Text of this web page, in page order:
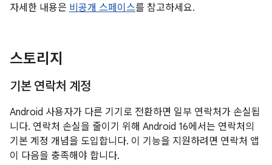
자세한 내용은 비공개 스페이스를 참고하세요.
스토리지
기본 연락처 계정
Android 사용자가 다른 기기로 전환하면 일부 연락처가 손실됩
니다. 연락처 손실을 줄이기 위해 Android 16에서는 연락처의
기본 계정 개념을 도입합니다. 이 기능을 지원하려면 연락처 앱
이 다음을 충족해야 합니다.